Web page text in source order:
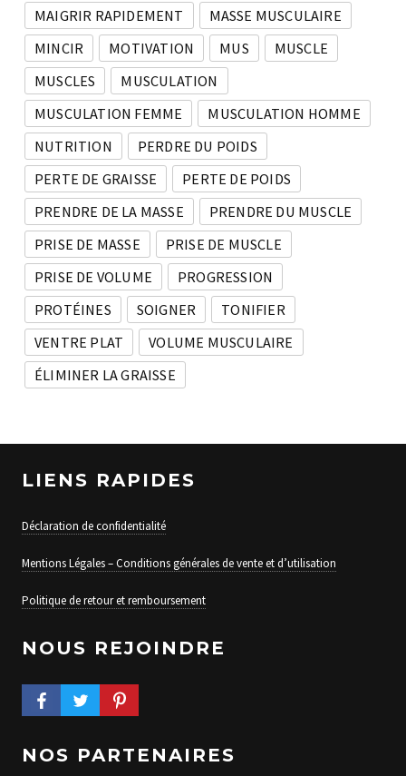
MAIGRIR RAPIDEMENT
MASSE MUSCULAIRE
MINCIR
MOTIVATION MUS
MUSCLE
MUSCLES
MUSCULATION
MUSCULATION FEMME
MUSCULATION HOMME
NUTRITION
PERDRE DU POIDS
PERTE DE GRAISSE
PERTE DE POIDS
PRENDRE DE LA MASSE
PRENDRE DU MUSCLE
PRISE DE MASSE
PRISE DE MUSCLE
PRISE DE VOLUME
PROGRESSION
PROTÉINES
SOIGNER
TONIFIER
VENTRE PLAT
VOLUME MUSCULAIRE
ÉLIMINER LA GRAISSE
LIENS RAPIDES
Déclaration de confidentialité
Mentions Légales – Conditions générales de vente et d’utilisation
Politique de retour et remboursement
NOUS REJOINDRE
FACEBOOK PROFILE
TWITTER PROFILEPINTEREST PROFILE
NOS PARTENAIRES